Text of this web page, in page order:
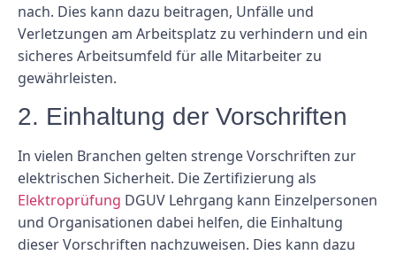
nach. Dies kann dazu beitragen, Unfälle und
Verletzungen am Arbeitsplatz zu verhindern und ein
sicheres Arbeitsumfeld für alle Mitarbeiter zu
gewährleisten.
2. Einhaltung der Vorschriften
In vielen Branchen gelten strenge Vorschriften zur
elektrischen Sicherheit. Die Zertifizierung als
Elektroprüfung DGUV Lehrgang kann Einzelpersonen
und Organisationen dabei helfen, die Einhaltung
dieser Vorschriften nachzuweisen. Dies kann dazu